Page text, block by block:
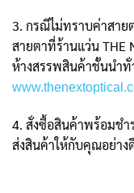
3. กรณีไม่ทราบค่าสาย
สายตาที่ร้านแว่น THE
ห้างสรรพสินค้าชั้นนำทั่
4. สั่งซื้อสินค้าพร้อมชำ
ส่งสินค้าให้กับคุณอย่าง